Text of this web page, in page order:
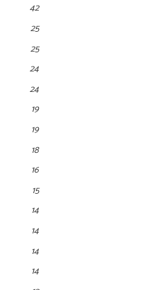
42
25
25
24
24
19
19
18
16
15
14
14
14
14